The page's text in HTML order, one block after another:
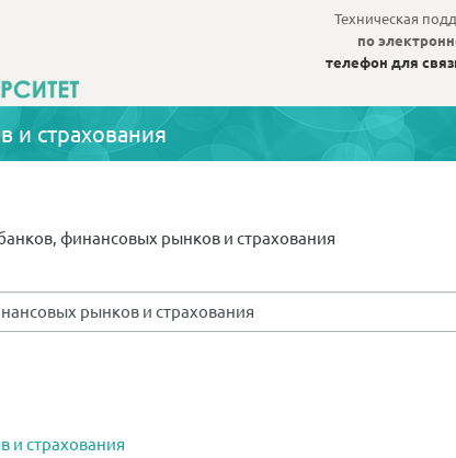
Техническая
по
телефон для
и страхования
финансовых рынков и страхования
и страхования